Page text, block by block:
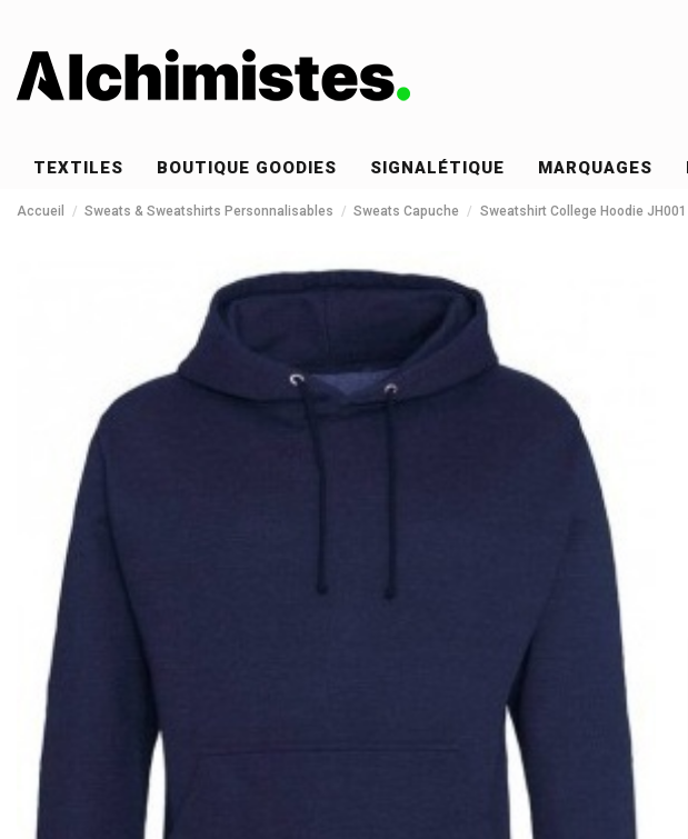
TEXTILES BOUTIQUE GOODIES SIGNALÉTIQUE MARQUAGES
Accueil Sweats & Sweatshirts Personnalisables Sweats Capuche Sweatshirt College Hoodie JH001